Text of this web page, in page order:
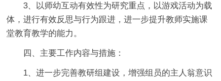
3、以师幼互动有效性为研究重点，以游戏活动为载
体，进行有效反思与行为跟进，进一步提升教师实施课
堂教育教学的能力。
四、主要工作内容与措施：
1、进一步完善教研组建设，增强组员的主人翁意识